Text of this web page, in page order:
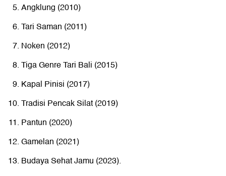
Angklung (2010)
Tari Saman (2011)
Noken (2012)
Tiga Genre Tari Bali (2015)
Kapal Pinisi (2017)
Tradisi Pencak Silat (2019)
Pantun (2020)
Gamelan (2021)
Budaya Sehat Jamu (2023).